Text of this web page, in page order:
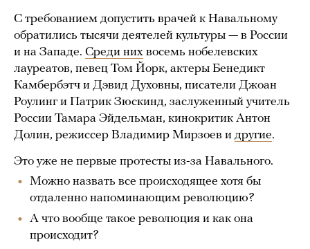
С требованием допустить врачей к Навальному
обратились тысячи деятелей культуры — в России
и на Западе. Среди них восемь нобелевских
лауреатов, певец Том Йорк, актеры Бенедикт
Камбербэтч и Дэвид Духовны, писатели Джоан
Роулинг и Патрик Зюскинд, заслуженный учитель
России Тамара Эйдельман, кинокритик Антон
Долин, режиссер Владимир Мирзоев и другие.
Это уже не первые протесты из-за Навального.
Можно назвать все происходящее хотя бы
отдаленно напоминающим революцию?
А что вообще такое революция и как она
происходит?